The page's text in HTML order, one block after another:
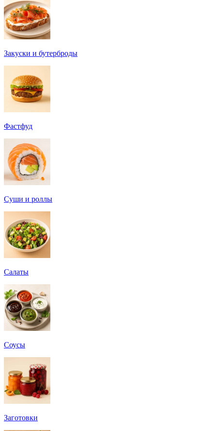
Закуски и бутерброды
Фастфуд
Суши и роллы
Салаты
Соусы
Заготовки